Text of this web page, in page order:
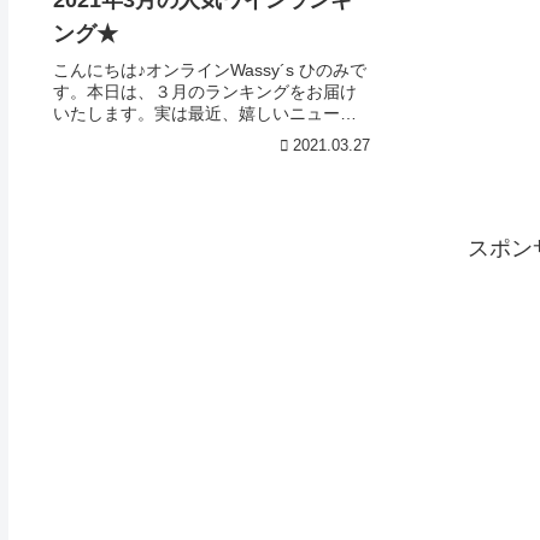
ング★
こんにちは♪オンラインWassy´s ひのみで
す。本日は、３月のランキングをお届け
いたします。実は最近、嬉しいニュース
がありました。ワッシーズの あるツイー
トが、なんと!!!東スポのWebニュースに取
2021.03.27
スポン